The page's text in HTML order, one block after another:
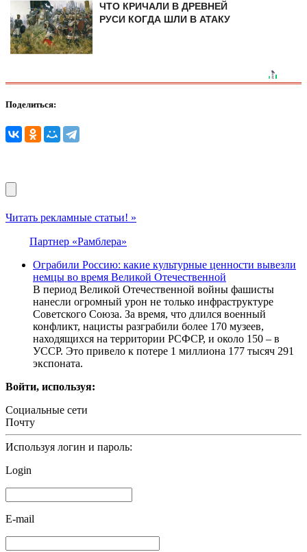
ЧТО КРИЧАЛИ В ДРЕВНЕЙ
РУСИ КОГДА ШЛИ В АТАКУ
Поделиться:
Читать рекламные статьи! »
Партнер «Рамблера»
Ограбили Россию: какие культурные ценности вывезли
немцы во время Великой Отечественной
В период Великой Отечественной войны фашисты
нанесли огромный урон не только инфраструктуре
Советского Союза. За время, что длился военный
конфликт, нацисты разграбили более 170 музеев,
находящихся на территории РСФСР, и около 150 – в
УССР. Это привело к потере 1 миллиона 177 тысяч 291
экспоната.
Войти, используя:
Социальные сети
Почту
Используя логин и пароль:
Login
E-mail